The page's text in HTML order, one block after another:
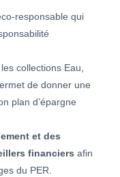
responsable qui
collections Eau,
de donner une
plan d’épargne
et des
financiers afin
du PER.